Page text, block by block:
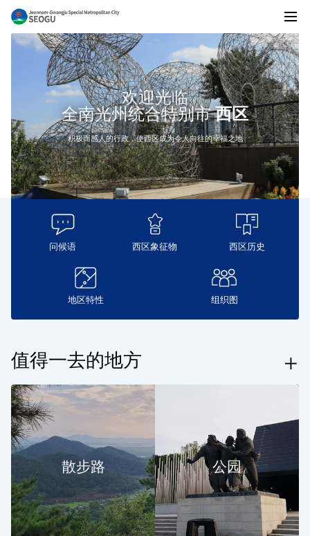
전
남
광
통
특
별
시
전
체
메
뉴
欢迎光临
全南光州统合特别市西区
积极而感人的行政，使西区成为令人向往的幸福之地
问候语 西区象征物 西区历史
地区特性 组织图
值得一去的地方
散步路 公园